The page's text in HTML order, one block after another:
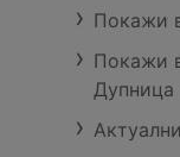
Покажи
Покажи
Дупница